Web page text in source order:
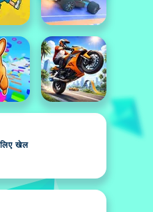
खेल